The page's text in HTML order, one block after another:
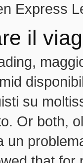
Express
il
su
Or both,
un